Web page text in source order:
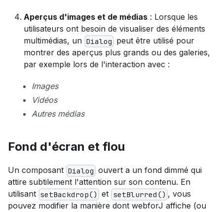
Aperçus d'images et de médias : Lorsque les
utilisateurs ont besoin de visualiser des éléments
multimédias, un Dialog peut être utilisé pour
montrer des aperçus plus grands ou des galeries,
par exemple lors de l'interaction avec :
Images
Vidéos
Autres médias
Fond d'écran et flou
Un composant Dialog ouvert a un fond dimmé qui
attire subtilement l'attention sur son contenu. En
utilisant setBackdrop() et setBlurred() , vous
pouvez modifier la manière dont webforJ affiche (ou